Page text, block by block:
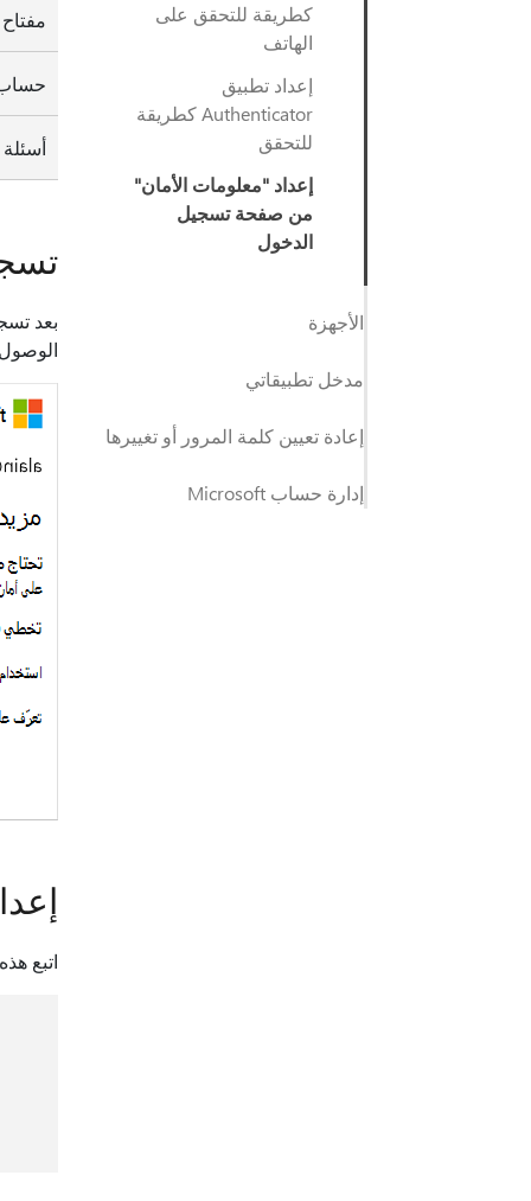
كطريقة للتحقق على
الهاتف
إعداد تطبيق
Authenticator كطريقة
للتحقق
إعداد "معلومات الأمان"
من صفحة تسجيل
الدخول
الأجهزة
مدخل تطبيقاتي
إعادة تعيين كلمة المرور أو تغييرها
إدارة حساب Microsoft
حساب
أسئلة
بعد
اتبع